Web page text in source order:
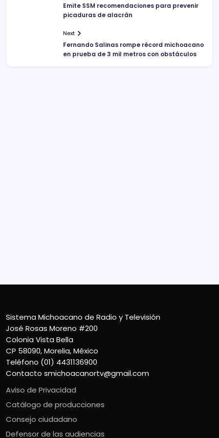
Emite SSM recomendaciones para prevenir
picaduras de alacrán
Next
Fernando Salinas rompe récord michoacano
en prueba de 3 mil metros con obstáculos
Sistema Michoacano de Radio y Televisión
José Rosas Moreno #200
Colonia Vista Bella
CP 58090, Morelia, México
Teléfono (01) 4431136900
Contacto smichoacanortv@gmail.com
Aviso de Privacidad
Catálogo de producciones
Consejo ciudadano
Defensor de las audiencias